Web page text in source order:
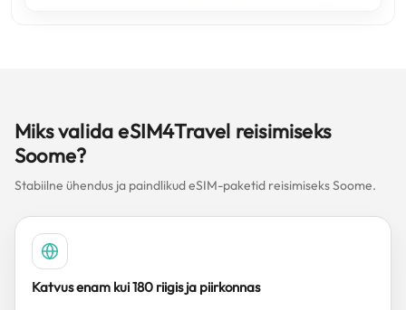
Miks valida eSIM4Travel reisimiseks
Soome?
Stabiilne ühendus ja paindlikud eSIM-paketid reisimiseks Soome.
Katvus enam kui 180 riigis ja piirkonnas